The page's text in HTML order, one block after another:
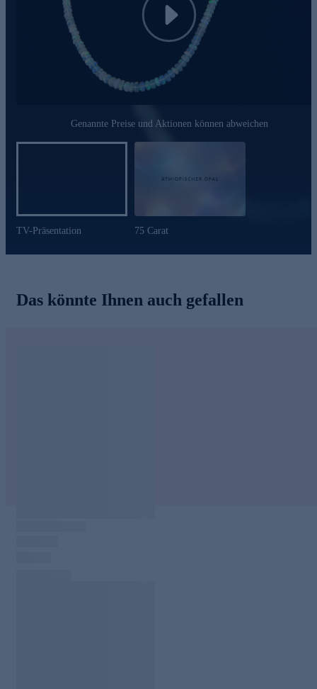
Play
Genannte Preise und Aktionen können abweichen
TV-Präsentation 75 Carat
Das könnte Ihnen auch gefallen